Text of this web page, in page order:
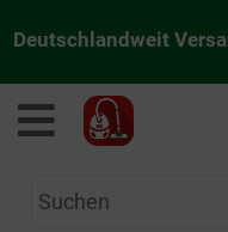
Deutschlandweit